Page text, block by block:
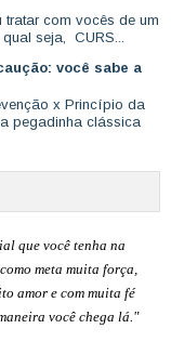
com vocês de um
seja, CURS...
você sabe a
x Princípio da
pegadinha clássica
que você tenha na
meta muita força,
amor e com muita fé
você chega lá."